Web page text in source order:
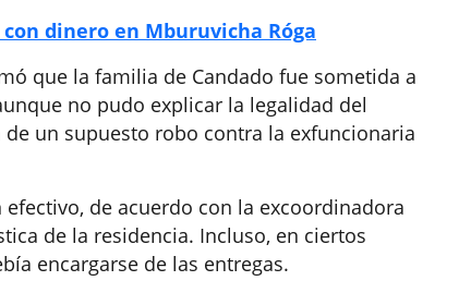
dinero en Mburuvicha Róga
que la familia de Candado fue sometida a
no pudo explicar la legalidad del
un supuesto robo contra la exfuncionaria
de acuerdo con la excoordinadora
de la residencia. Incluso, en ciertos
encargarse de las entregas.